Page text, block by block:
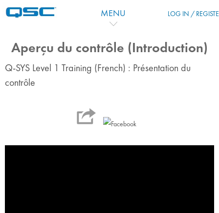
MENU LOG IN /
Aperçu du contrôle (Introduction)
Q-SYS Level 1 Training (French) : Présentation du
contrôle